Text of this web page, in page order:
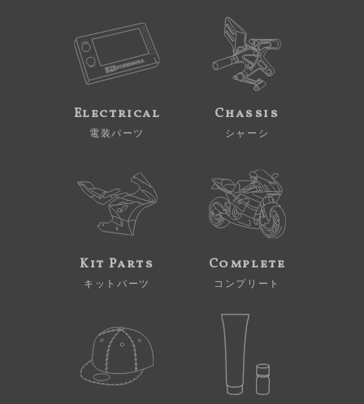
Electrical
電装パーツ
Chassis
シャーシ
Kit Parts
キットパーツ
Complete
コンプリート